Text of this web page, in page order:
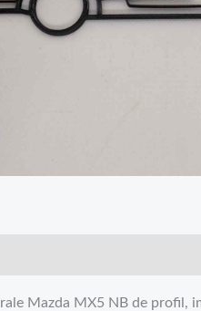
Mazda MX5 NB de profil,